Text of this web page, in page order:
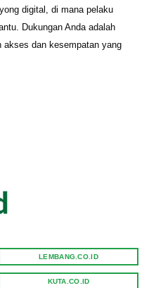
digital, di mana pelaku
Dukungan Anda adalah
akses dan kesempatan yang
LEMBANG.CO.ID
KUTA.CO.ID